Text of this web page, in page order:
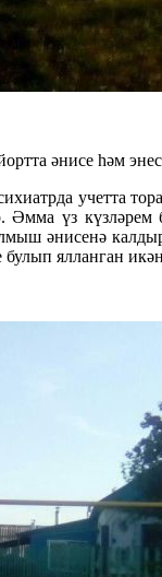
әнисе һәм
учетта
Әмма үз
әнисенә
ялланган